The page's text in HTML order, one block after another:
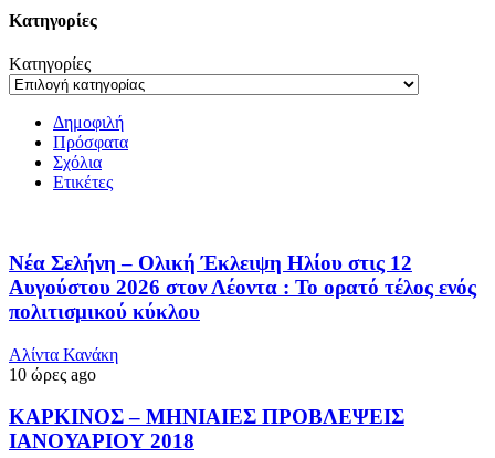
Kατηγορίες
Kατηγορίες
Δημοφιλή
Πρόσφατα
Σχόλια
Ετικέτες
Νέα Σελήνη – Ολική Έκλειψη Ηλίου στις 12
Αυγούστου 2026 στον Λέοντα : Το ορατό τέλος ενός
πολιτισμικού κύκλου
Αλίντα Κανάκη
10 ώρες ago
ΚΑΡΚΙΝΟΣ – ΜΗΝΙΑΙΕΣ ΠΡΟΒΛΕΨΕΙΣ
ΙΑΝΟΥΑΡΙΟΥ 2018